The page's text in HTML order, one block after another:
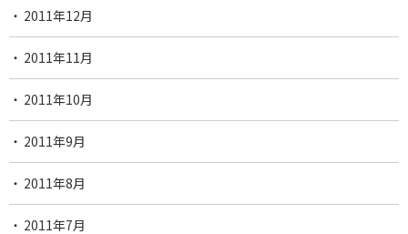
2011年12月
2011年11月
2011年10月
2011年9月
2011年8月
2011年7月